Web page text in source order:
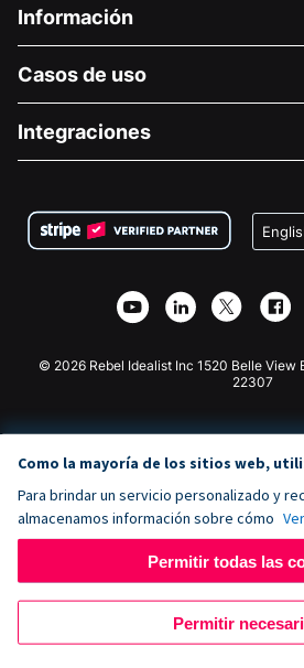
Información
Acerca de nosotros
Carreras
Privacidad
Asociación de afiliados
Casos de uso
Recaudación de fondos para fines
Recaudación de fondos para
Integraciones
Plugin de donaciones de Wix
Aplicación de donaciones de
Donaciones de Joomla
© 2026 Rebel Idealist Inc 1520 Belle View
22307
Como la mayoría de los sitios web,
Para brindar un servicio personalizado y
almacenamos información sobre cómo
Permitir todas las
Permitir